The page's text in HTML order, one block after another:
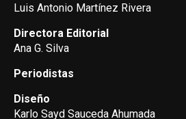
Luis Antonio Martínez Rivera
Directora Editorial
Ana G. Silva
Periodistas
Diseño
Karlo Sayd Sauceda Ahumada